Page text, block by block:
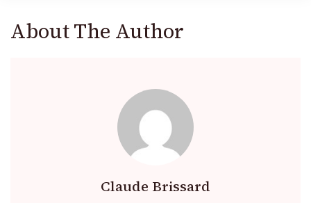
About The Author
Claude Brissard